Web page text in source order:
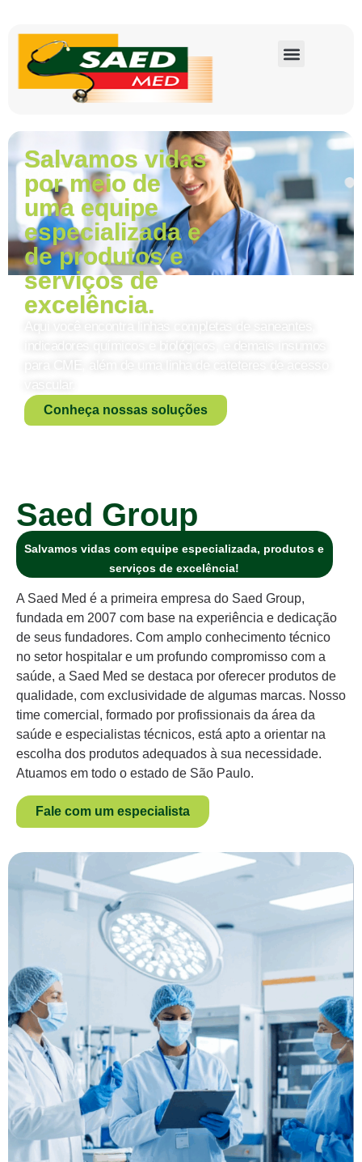
Salvamos vidas
por meio de
uma equipe
especializada e
de produtos e
serviços de
excelência.
Aqui você encontra linhas completas de saneantes,
indicadores químicos e biológicos, e demais insumos
para CME, além de uma linha de cateteres de acesso
Conheça nossas soluções
Saed Group
Salvamos vidas com equipe especializada, produtos e
serviços de excelência!
A Saed Med é a primeira empresa do Saed Group,
fundada em 2007 com base na experiência e dedicação
de seus fundadores. Com amplo conhecimento técnico
no setor hospitalar e um profundo compromisso com a
saúde, a Saed Med se destaca por oferecer produtos de
qualidade, com exclusividade de algumas marcas. Nosso
time comercial, formado por profissionais da área da
saúde e especialistas técnicos, está apto a orientar na
escolha dos produtos adequados à sua necessidade.
Atuamos em todo o estado de São Paulo.
Fale com um especialista